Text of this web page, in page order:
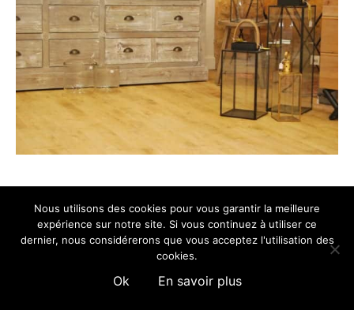
© 2025 Charme & Campagne -Création du site Cybcrea.com
Mentions légales Français English
Nous utilisons des cookies pour vous garantir la meilleure
expérience sur notre site. Si vous continuez à utiliser ce
dernier, nous considérerons que vous acceptez l'utilisation des
cookies.
Ok En savoir plus